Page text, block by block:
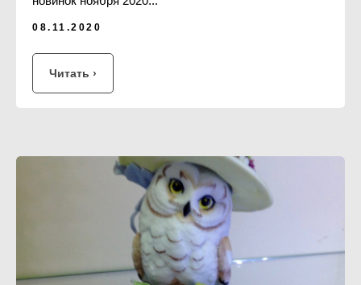
08.11.2020
Читать ›